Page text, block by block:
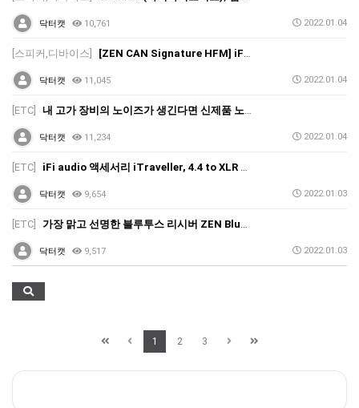
닥터캣 10,761 2022.01.04
[스피커,디바이스] [ZEN CAN Signature HFM] iFi audio(아이파이오디오)의 NEW 프리미엄 헤드폰 앰프 ZEN CAN Signature HFM 정식 출시
닥터캣 11,045 2022.01.04
[ETC] 내 고가 장비의 노이즈가 생긴다면 신제품 노이즈 캔슬 어댑터 iFi audio 'iPOWER ELITE' 추천 !
닥터캣 11,234 2022.01.04
[ETC] iFi audio 액세서리 iTraveller, 4.4 to XLR Cable 정식 출시
닥터캣 9,654 2022.01.03
[ETC] 가장 맑고 선명한 블루투스 리시버 ZEN Blue V2 정식 출시!
닥터캣 9,517 2022.01.03
1 2 3